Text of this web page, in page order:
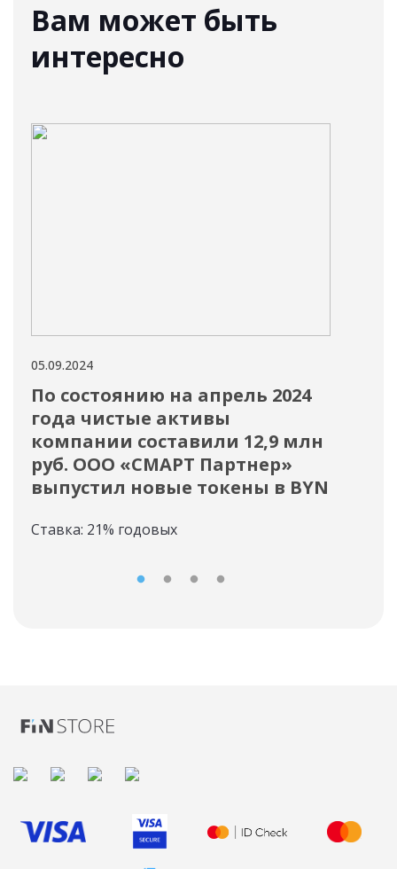
Вам может быть
интересно
05.09.2024
По состоянию на апрель 2024
года чистые активы
компании составили 12,9 млн
руб. ООО «СМАРТ Партнер»
выпустил новые токены в BYN
Ставка: 21% годовых